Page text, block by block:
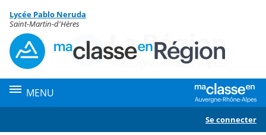
Menu de la rubrique
Contenu
Lycée Pablo Neruda
Saint-Martin-d'Hères
MENU
Se connecter